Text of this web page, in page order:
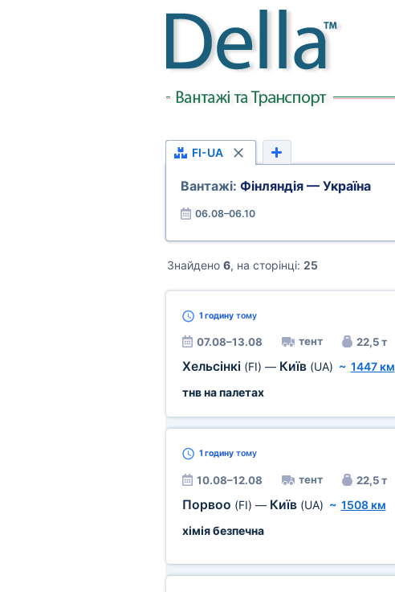
FI-UA
Вантажі: Фінляндія — Україна
06.08–06.10
Знайдено 6, на сторінці: 25
1 годинутому
07.08–13.08 тент 22,5 т
Хельсінкі (FI) — Київ (UA) ~ 1447 км
тнв на палетах
1 годинутому
10.08–12.08 тент 22,5 т
Порвоо (FI) — Київ (UA) ~ 1508 км
хімія безпечна